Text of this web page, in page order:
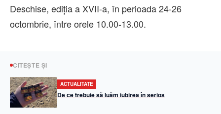
Deschise, ediția a XVII-a, în perioada 24-26
octombrie, între orele 10.00-13.00.
CITEȘTE ȘI
ACTUALITATE
De ce trebuie să luăm iubirea în serios